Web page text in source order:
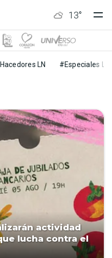
13°
LN #Especiales LN
actividad
lucha contra el